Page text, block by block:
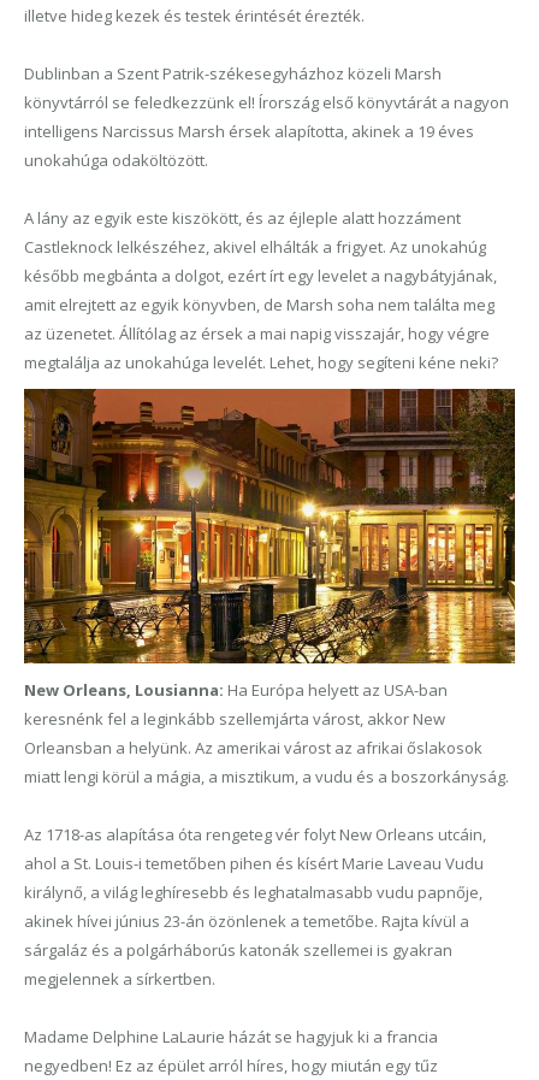
illetve hideg kezek és testek érintését érezték.
Dublinban a Szent Patrik-székesegyházhoz közeli Marsh
könyvtárról se feledkezzünk el! Írország első könyvtárát a nagyon
intelligens Narcissus Marsh érsek alapította, akinek a 19 éves
unokahúga odaköltözött.
A lány az egyik este kiszökött, és az éjleple alatt hozzáment
Castleknock lelkészéhez, akivel elhálták a frigyet. Az unokahúg
később megbánta a dolgot, ezért írt egy levelet a nagybátyjának,
amit elrejtett az egyik könyvben, de Marsh soha nem találta meg
az üzenetet. Állítólag az érsek a mai napig visszajár, hogy végre
megtalálja az unokahúga levelét. Lehet, hogy segíteni kéne neki?
New Orleans, Lousianna: Ha Európa helyett az USA-ban
keresnénk fel a leginkább szellemjárta várost, akkor New
Orleansban a helyünk. Az amerikai várost az afrikai őslakosok
miatt lengi körül a mágia, a misztikum, a vudu és a boszorkányság.
Az 1718-as alapítása óta rengeteg vér folyt New Orleans utcáin,
ahol a St. Louis-i temetőben pihen és kísért Marie Laveau Vudu
királynő, a világ leghíresebb és leghatalmasabb vudu papnője,
akinek hívei június 23-án özönlenek a temetőbe. Rajta kívül a
sárgaláz és a polgárháborús katonák szellemei is gyakran
megjelennek a sírkertben.
Madame Delphine LaLaurie házát se hagyjuk ki a francia
negyedben! Ez az épület arról híres, hogy miután egy tűz